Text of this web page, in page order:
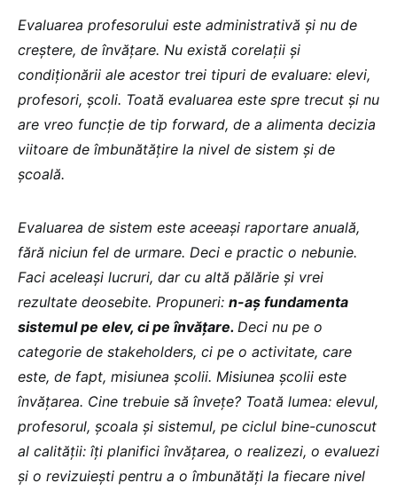
Evaluarea profesorului este administrativă și nu de
creștere, de învățare. Nu există corelații și
condiționării ale acestor trei tipuri de evaluare: elevi,
profesori, școli. Toată evaluarea este spre trecut și nu
are vreo funcție de tip forward, de a alimenta decizia
viitoare de îmbunătățire la nivel de sistem și de
școală.
Evaluarea de sistem este aceeași raportare anuală,
fără niciun fel de urmare. Deci e practic o nebunie.
Faci aceleași lucruri, dar cu altă pălărie și vrei
rezultate deosebite. Propuneri: n-aș fundamenta
sistemul pe elev, ci pe învățare. Deci nu pe o
categorie de stakeholders, ci pe o activitate, care
este, de fapt, misiunea școlii. Misiunea școlii este
învățarea. Cine trebuie să învețe? Toată lumea: elevul,
profesorul, școala și sistemul, pe ciclul bine-cunoscut
al calității: îți planifici învățarea, o realizezi, o evaluezi
și o revizuiești pentru a o îmbunătăți la fiecare nivel